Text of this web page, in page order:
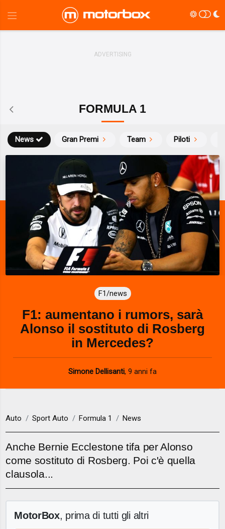
FORMULA 1
News Gran Premi Team Piloti
F1/news
F1: aumentano i rumors, sarà
Alonso il sostituto di Rosberg
in Mercedes?
Simone Dellisanti, 9 anni fa
Auto Sport Auto Formula 1 News
Anche Bernie Ecclestone tifa per Alonso
come sostituto di Rosberg. Poi c'è quella
clausola...
MotorBox, prima di tutti gli altri